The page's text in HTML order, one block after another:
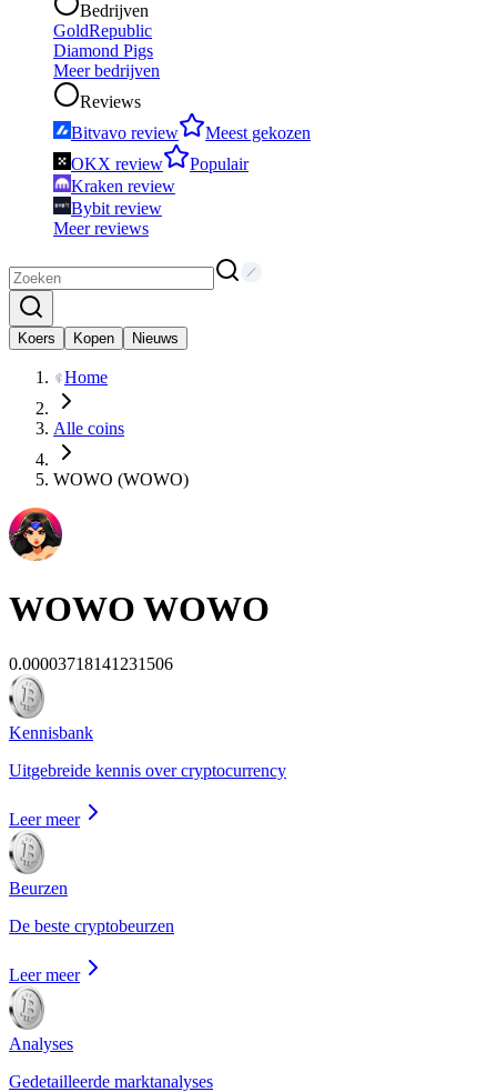
Bedrijven
GoldRepublic
Diamond Pigs
Meer bedrijven
Reviews
Bitvavo review
Meest gekozen
OKX review
Populair
Kraken review
Bybit review
Meer reviews
Koers Kopen Nieuws
Home
Alle coins
WOWO (WOWO)
WOWO WOWO
0.00003718141231506
Kennisbank
Uitgebreide kennis over cryptocurrency
Leer meer
Beurzen
De beste cryptobeurzen
Leer meer
Analyses
Gedetailleerde marktanalyses